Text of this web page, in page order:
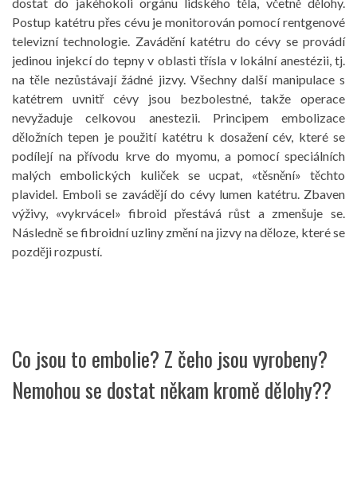
Postup katétru přes cévu je monitorován pomocí rentgenové
televizní technologie. Zavádění katétru do cévy se provádí
jedinou injekcí do tepny v oblasti třísla v lokální anestézii, tj.
na těle nezůstávají žádné jizvy. Všechny další manipulace s
katétrem uvnitř cévy jsou bezbolestné, takže operace
nevyžaduje celkovou anestezii. Principem embolizace
děložních tepen je použití katétru k dosažení cév, které se
podílejí na přívodu krve do myomu, a pomocí speciálních
malých embolických kuliček se ucpat, «těsnění» těchto
plavidel. Emboli se zavádějí do cévy lumen katétru. Zbaven
výživy, «vykrvácel» fibroid přestává růst a zmenšuje se.
Následně se fibroidní uzliny změní na jizvy na děloze, které se
později rozpustí.
Co jsou to embolie? Z čeho jsou vyrobeny?
Nemohou se dostat někam kromě dělohy??